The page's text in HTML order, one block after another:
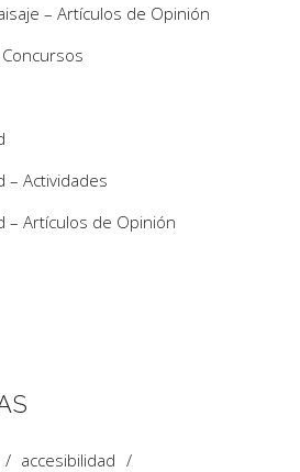
– Artículos de Opinión
– Actividades
– Artículos de Opinión
accesibilidad